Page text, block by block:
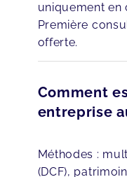
uniquement en
Première
offerte.
Comment
entreprise
Méthodes :
(DCF),